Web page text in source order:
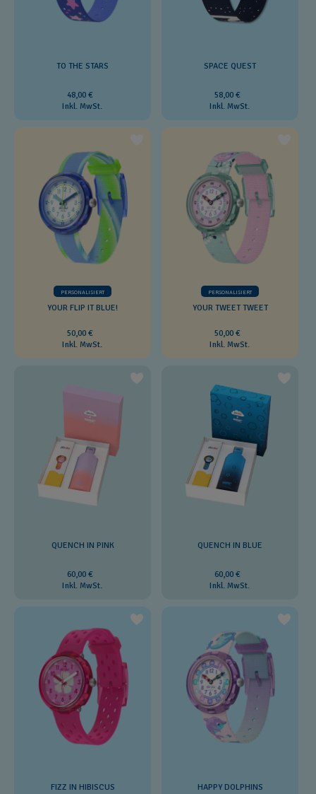
TO THE STARS
48,00 €
Inkl. MwSt.
SPACE QUEST
58,00 €
Inkl. MwSt.
PERSONALISIERT
YOUR FLIP IT BLUE!
50,00 €
Inkl. MwSt.
PERSONALISIERT
YOUR TWEET TWEET
50,00 €
Inkl. MwSt.
QUENCH IN PINK
60,00 €
Inkl. MwSt.
QUENCH IN BLUE
60,00 €
Inkl. MwSt.
FIZZ IN HIBISCUS HAPPY DOLPHINS